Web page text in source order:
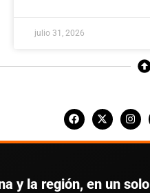
julio 31, 2026
y la región, en un solo